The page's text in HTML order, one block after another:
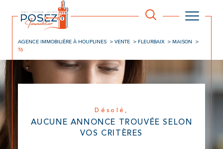
AGENCE IMMOBILIÈRE À HOUPLINES VENTE FLEURBAIX
MAISON
T6
Désolé,
AUCUNE ANNONCE TROUVÉE SELON
VOS CRITÈRES